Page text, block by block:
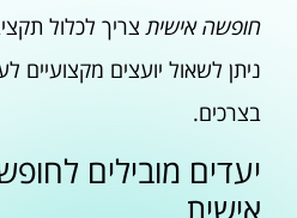
חופשה אישיתצריך לכלול
ניתן לשאול יועצים מקצועיים
בצרכים.
יעדים מובילים
אישית